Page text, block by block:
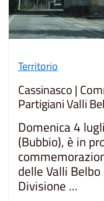
Territorio
Cassinasco |
Partigiani Valli
Domenica 4
(Bubbio), è in
delle Valli
Divisione ...